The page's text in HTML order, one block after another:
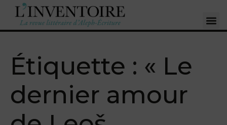
Étiquette : « Le
dernier amour